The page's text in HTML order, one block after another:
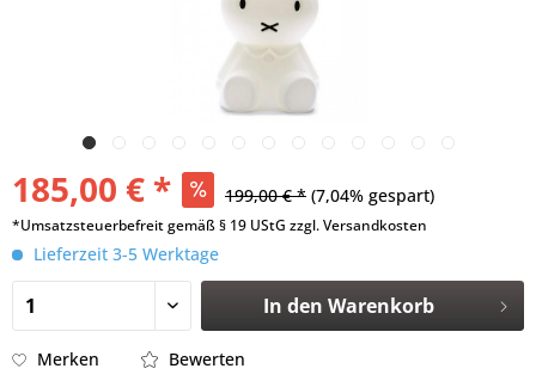
185,00 € * 199,00 € * (7,04% gespart)
*Umsatzsteuerbefreit gemäß § 19 UStG zzgl. Versandkosten
Lieferzeit 3-5 Werktage
In den Warenkorb
Merken Bewerten